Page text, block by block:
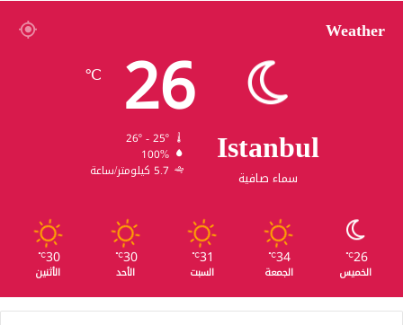
Weather
Istanbul
سماء صافية
26
℃
26º - 25º
100%
5.7 كيلومتر/ساعة
26
℃
الخميس
34
℃
الجمعة
31
℃
السبت
30
℃
الأحد
30
℃
الأثنين